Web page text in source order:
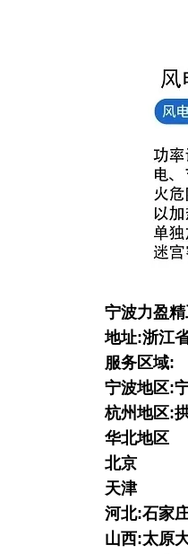
宁波力盈
地址:浙江
服务区域:
宁波地区:
杭州地区:
华北地区
北京
天津
河北:石家
山西:太原